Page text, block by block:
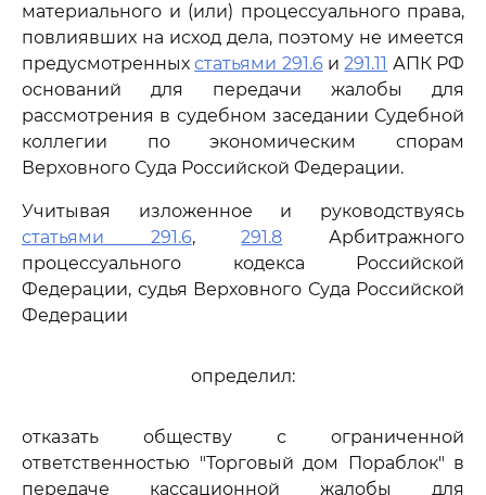
материального и (или) процессуального права,
повлиявших на исход дела, поэтому не имеется
предусмотренныхстатьями 291.6и291.11 АПК РФ
оснований для передачи жалобы для
рассмотрения в судебном заседании Судебной
коллегии по экономическим спорам
Верховного Суда Российской Федерации.
Учитывая изложенное и руководствуясь
статьями 291.6,291.8 Арбитражного
процессуального кодекса Российской
Федерации, судья Верховного Суда Российской
Федерации
определил:
отказать обществу с ограниченной
ответственностью "Торговый дом Пораблок" в
передаче кассационной жалобы для